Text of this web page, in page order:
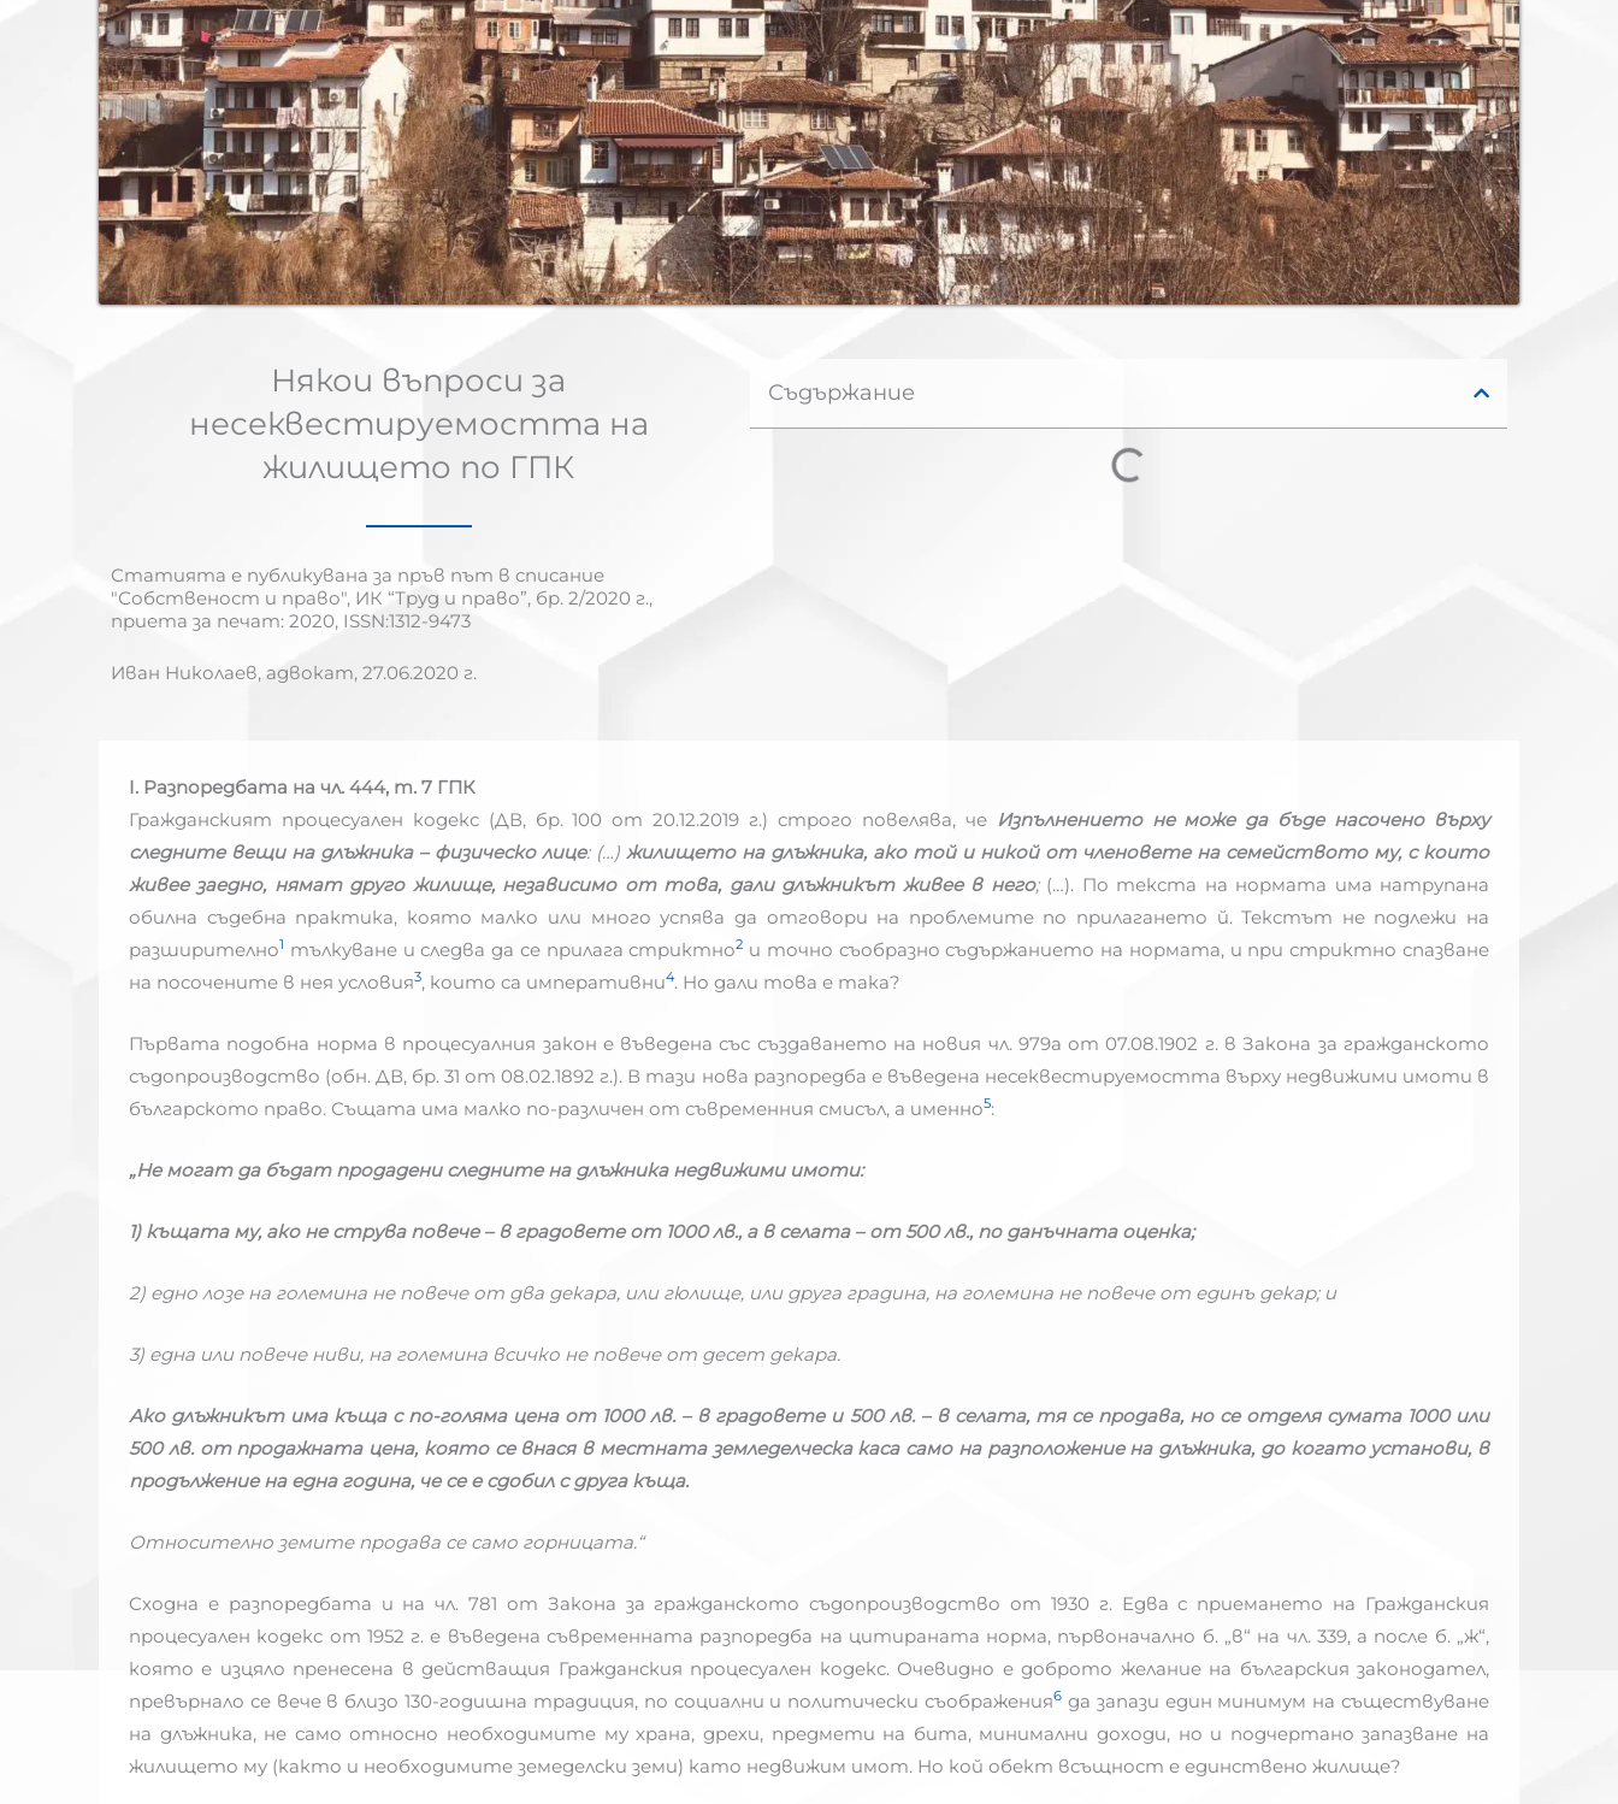
Някои въпроси за
несеквестируемостта на
жилището по ГПК
Статията е публикувана за пръв път в списание
"Собственост и право", ИК “Труд и право”, бр. 2/2020 г.,
приета за печат: 2020, ISSN:1312-9473
Иван Николаев, адвокат, 27.06.2020 г.
Съдържание
I. Разпоредбата на чл. 444, т. 7 ГПК
Гражданският процесуален кодекс (ДВ, бр. 100 от 20.12.2019 г.) строго повелява, че Изпълнението не може да бъде насочено върху
следните вещи на длъжника – физическо лице: (…) жилището на длъжника, ако той и никой от членовете на семейството му, с които
живее заедно, нямат друго жилище, независимо от това, дали длъжникът живее в него; (…). По текста на нормата има натрупана
обилна съдебна практика, която малко или много успява да отговори на проблемите по прилагането й. Текстът не подлежи на
разширително1 тълкуване и следва да се прилага стриктно2 и точно съобразно съдържанието на нормата, и при стриктно спазване
на посочените в нея условия3, които са императивни4. Но дали това е така?
Първата подобна норма в процесуалния закон е въведена със създаването на новия чл. 979а от 07.08.1902 г. в Закона за гражданското
съдопроизводство (обн. ДВ, бр. 31 от 08.02.1892 г.). В тази нова разпоредба е въведена несеквестируемостта върху недвижими имоти в
българското право. Същата има малко по-различен от съвременния смисъл, а именно5:
„Не могат да бъдат продадени следните на длъжника недвижими имоти:
1) къщата му, ако не струва повече – в градовете от 1000 лв., а в селата – от 500 лв., по данъчната оценка;
2) едно лозе на големина не повече от два декара, или гюлище, или друга градина, на големина не повече от единъ декар; и
3) една или повече ниви, на големина всичко не повече от десет декара.
Ако длъжникът има къща с по-голяма цена от 1000 лв. – в градовете и 500 лв. – в селата, тя се продава, но се отделя сумата 1000 или
500 лв. от продажната цена, която се внася в местната земледелческа каса само на разположение на длъжника, до когато установи, в
продължение на една година, че се е сдобил с друга къща.
Относително земите продава се само горницата.“
Сходна е разпоредбата и на чл. 781 от Закона за гражданското съдопроизводство от 1930 г. Едва с приемането на Гражданския
процесуален кодекс от 1952 г. е въведена съвременната разпоредба на цитираната норма, първоначално б. „в“ на чл. 339, а после б. „ж“,
която е изцяло пренесена в действащия Гражданския процесуален кодекс. Очевидно е доброто желание на българския законодател,
превърнало се вече в близо 130-годишна традиция, по социални и политически съображения6 да запази един минимум на съществуване
на длъжника, не само относно необходимите му храна, дрехи, предмети на бита, минимални доходи, но и подчертано запазване на
жилището му (както и необходимите земеделски земи) като недвижим имот. Но кой обект всъщност е единствено жилище?